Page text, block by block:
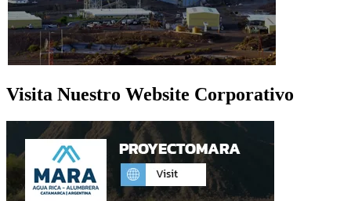
Visita Nuestro Website Corporativo